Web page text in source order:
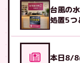
台風の
処置5つ
本日8/